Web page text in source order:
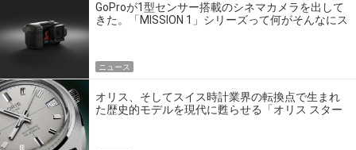
GoProが1型センサー搭載のシネマカメラを出して
きた。「MISSION 1」シリーズって何がそんなにス
ニュース
オリス、そしてスイス時計業界の転換点で生まれ
た歴史的モデルを現代に甦らせる「オリス スター